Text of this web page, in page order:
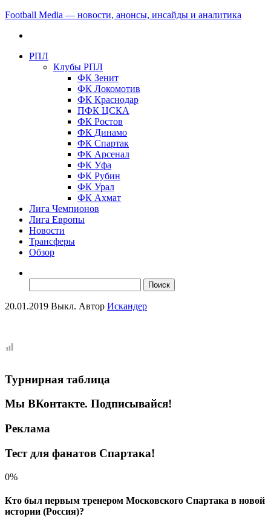
Football Media — новости, анонсы, инсайды и аналитика
РПЛ
Клубы РПЛ
ФК Зенит
ФК Локомотив
ФК Краснодар
ПФК ЦСКА
ФК Ростов
ФК Динамо
ФК Спартак
ФК Арсенал
ФК Уфа
ФК Рубин
ФК Урал
ФК Ахмат
Лига Чемпионов
Лига Европы
Новости
Трансферы
Обзор
20.01.2019 Выкл. Автор Искандер
Турнирная таблица
Мы ВКонтакте. Подписывайся!
Реклама
Тест для фанатов Спартака!
0%
Кто был первым тренером Московского Спартака в новой
истории (Россия)?